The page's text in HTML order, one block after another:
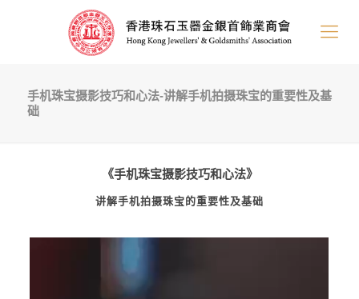
手机珠宝摄影技巧和心法-讲解手机拍摄珠宝的重要性及基
础
《手机珠宝摄影技巧和心法》
讲解手机拍摄珠宝的重要性及基础